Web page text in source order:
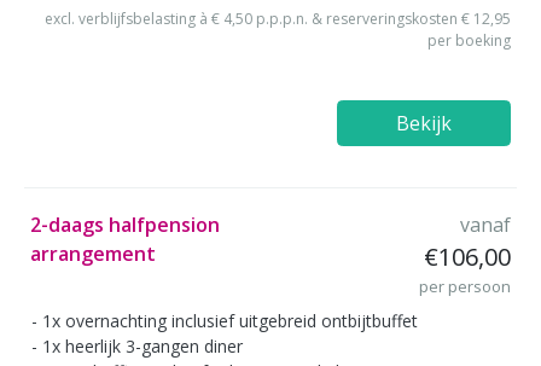
excl. verblijfsbelasting à € 4,50 p.p.p.n. & reserveringskosten € 12,95
per boeking
Bekijk
2-daags halfpension
arrangement
vanaf
€106,00
per persoon
1x overnachting inclusief uitgebreid ontbijtbuffet
1x heerlijk 3-gangen diner